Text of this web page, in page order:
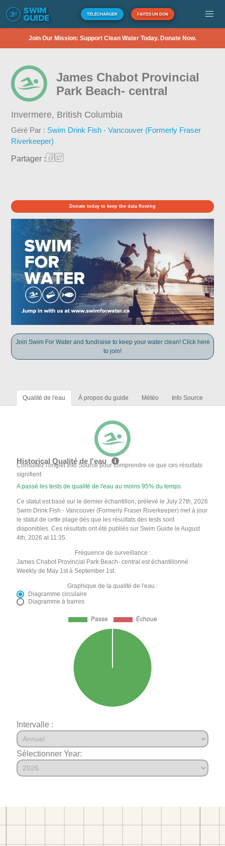
TÉLÉCHARGER FAITES UN DON
Join Our Mission: Support Clean Water Today. Donate Now.
James Chabot Provincial
Park Beach- central
Invermere, British Columbia
Géré Par : Swim Drink Fish - Vancouver (Formerly Fraser
Riverkeeper)
Partager :
Donate today to keep the data flowing
Join Swim For Water and fundraise to keep your water clean! Click here
to join!
Qualité de l'eau À propos du guide Météo Info Source
Historical Qualité de l'eau
Consultez l'onglet Info Source pour comprendre ce que ces résultats
signifient
A passé les tests de qualité de l'eau au moins 95% du temps
Ce statut est basé sur le dernier échantillon, prélevé le July 27th, 2026
Swim Drink Fish - Vancouver (Formerly Fraser Riverkeeper) met à jour
le statut de cette plage dès que les résultats des tests sont
disponibles. Ces résultats ont été publiés sur Swim Guide le August
4th, 2026 at 11:35.
Fréquence de surveillance :
James Chabot Provincial Park Beach- central est échantillonné
Weekly de May 1st à September 1st.
Graphique de la qualité de l'eau :
Diagramme circulaire
Diagramme à barres
Intervalle :
Sélectionner Year: